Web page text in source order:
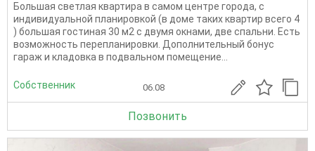
Большая светлая квартира в самом центре города, с
индивидуальной планировкой (в доме таких квартир всего 4
) большая гостиная 30 м2 с двумя окнами, две спальни. Есть
возможность перепланировки. Дополнительный бонус
гараж и кладовка в подвальном помещение...
Собственник 06.08
Позвонить